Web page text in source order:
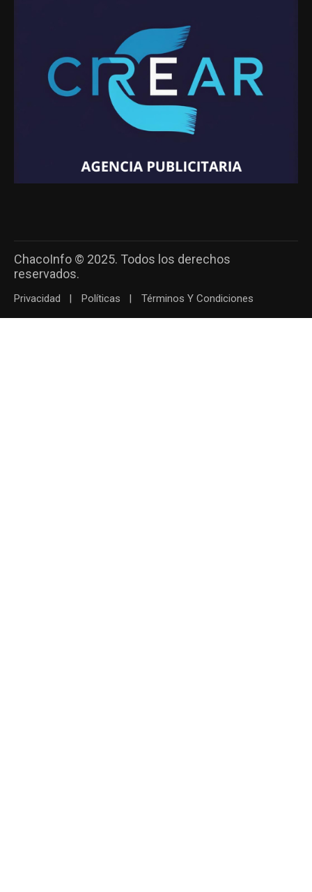
ChacoInfo © 2025. Todos los derechos
reservados.
Privacidad Políticas Términos Y Condiciones